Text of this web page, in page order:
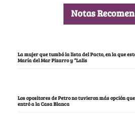
Notas
La mujer que tumbó la lista del Pacto, en la que
María del Mar Pizarro y “Lalis
Los opositores de Petro no tuvieron más opción
entró a la Casa Blanca